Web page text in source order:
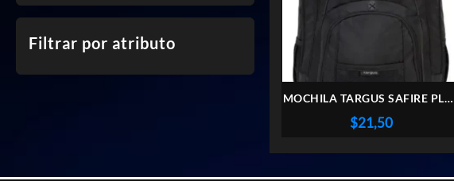
Filtrar por atributo
MOCHILA TARGUS SAFIRE PLUS
15.6″ NEGRO
$21,50